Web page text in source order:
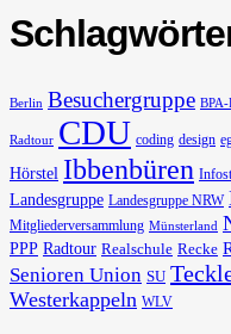
Berlin Besuchergruppe BPA-
Radtour CDU coding design
Hörstel Ibbenbüren
Landesgruppe Landesgruppe NRW
Mitgliederversammlung Münsterland
PPP Radtour Realschule Recke
Senioren Union SU
Westerkappeln WLV